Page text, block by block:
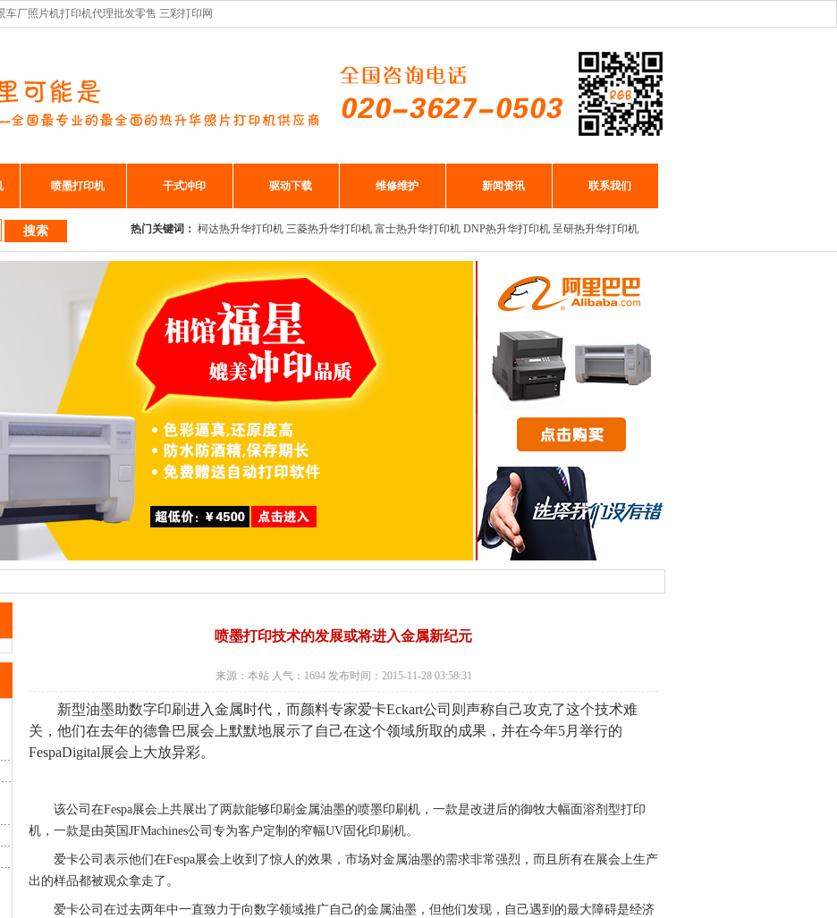
厂照片机打印机代理批发零售 三彩打印网
喷墨打印机 干式冲印 驱动下载 维修维护 新闻资讯 联系我们
搜索 热门关键词： 柯达热升华打印机 三菱热升华打印机 富士热升华打印机 DNP热升华打印机 呈研热升华打印机
喷墨打印技术的发展或将进入金属新纪元
来源：本站 人气：1694 发布时间：2015-11-28 03:58:31
新型油墨助数字印刷进入金属时代，而颜料专家爱卡Eckart公司则声称自己攻克了这个技术难
关，他们在去年的德鲁巴展会上默默地展示了自己在这个领域所取的成果，并在今年5月举行的
FespaDigital展会上大放异彩。
该公司在Fespa展会上共展出了两款能够印刷金属油墨的喷墨印刷机，一款是改进后的御牧大幅面溶剂型打印
机，一款是由英国JFMachines公司专为客户定制的窄幅UV固化印刷机。
爱卡公司表示他们在Fespa展会上收到了惊人的效果，市场对金属油墨的需求非常强烈，而且所有在展会上生产
出的样品都被观众拿走了。
爱卡公司在过去两年中一直致力于向数字领域推广自己的金属油墨，但他们发现，自己遇到的最大障碍是经济